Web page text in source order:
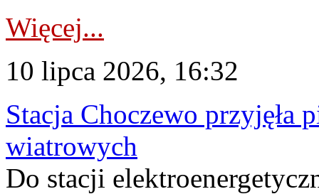
Więcej...
10 lipca 2026, 16:32
Stacja Choczewo przyjęła
wiatrowych
Do stacji